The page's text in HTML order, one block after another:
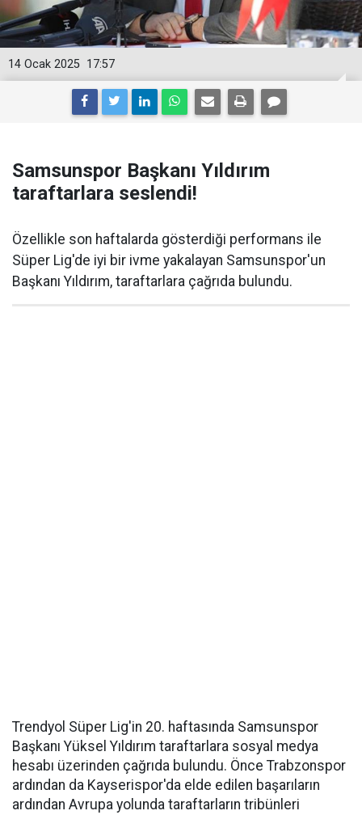
17:57
14 Ocak 2025
Samsunspor Başkanı Yıldırım
taraftarlara seslendi!
Özellikle son haftalarda gösterdiği performans ile
Süper Lig'de iyi bir ivme yakalayan Samsunspor'un
Başkanı Yıldırım, taraftarlara çağrıda bulundu.
Trendyol Süper Lig'in 20. haftasında Samsunspor
Başkanı Yüksel Yıldırım taraftarlara sosyal medya
hesabı üzerinden çağrıda bulundu. Önce Trabzonspor
ardından da Kayserispor'da elde edilen başarıların
ardından Avrupa yolunda taraftarların tribünleri